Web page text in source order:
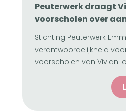
Peuterwerk draagt
voorscholen over
Stichting Peuterwerk
verantwoordelijkheid
voorscholen van Viviani